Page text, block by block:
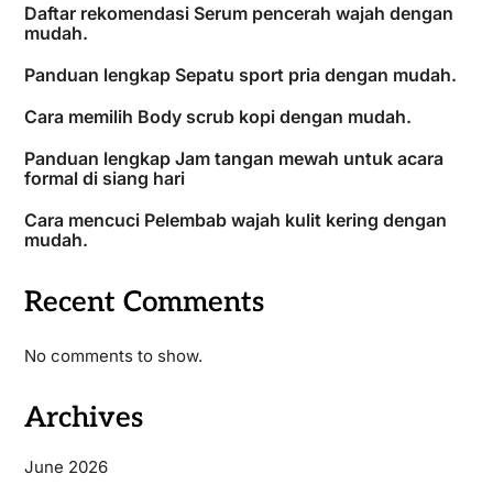
Daftar rekomendasi Serum pencerah wajah dengan
mudah.
Panduan lengkap Sepatu sport pria dengan mudah.
Cara memilih Body scrub kopi dengan mudah.
Panduan lengkap Jam tangan mewah untuk acara
formal di siang hari
Cara mencuci Pelembab wajah kulit kering dengan
mudah.
Recent Comments
No comments to show.
Archives
June 2026